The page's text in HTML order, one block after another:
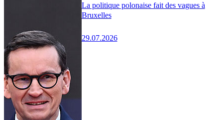
La politique polonaise fait des vagues à
Bruxelles
29.07.2026